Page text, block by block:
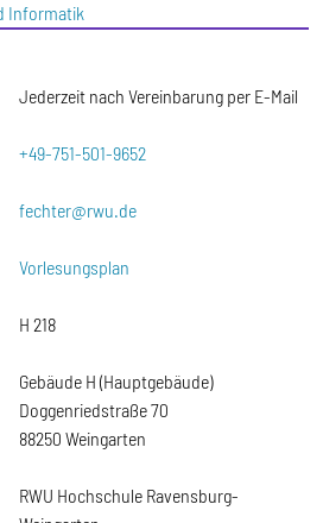
Informatik
Jederzeit nach Vereinbarung per E-Mail
+49-751-501-9652
fechter@rwu.de
Vorlesungsplan
H 218
Gebäude H (Hauptgebäude)
Doggenriedstraße 70
88250 Weingarten
RWU Hochschule Ravensburg-